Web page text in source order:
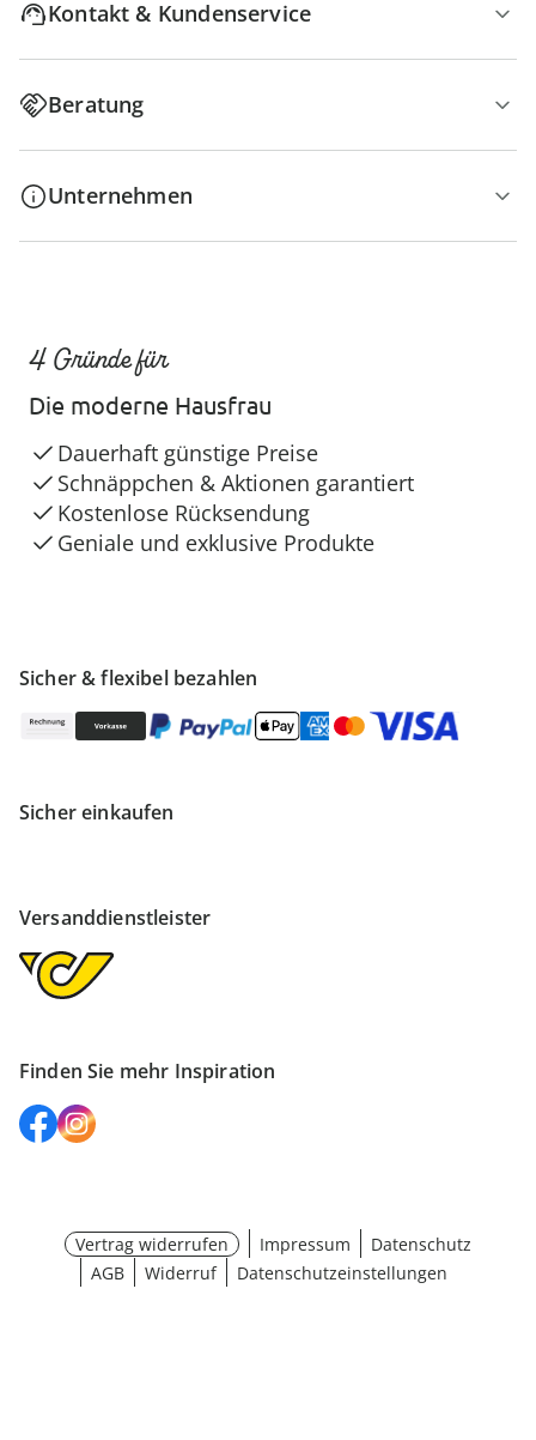
Kontakt & Kundenservice
Beratung
Unternehmen
Sicher & flexibel bezahlen
Sicher einkaufen
Versanddienstleister
Finden Sie mehr Inspiration
4 Gründe für
Die moderne Hausfrau
Dauerhaft günstige Preise
Schnäppchen & Aktionen garantiert
Kostenlose Rücksendung
Geniale und exklusive Produkte
Vertrag widerrufen Impressum
Datenschutz
AGB
Widerruf Datenschutzeinstellungen